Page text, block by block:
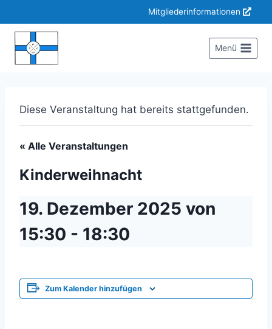
Inhalt
springen
Mitgliederinformationen
Menü
Diese Veranstaltung hat bereits stattgefunden.
« Alle Veranstaltungen
Kinderweihnacht
19. Dezember 2025 von
15:30 - 18:30
Zum Kalender hinzufügen